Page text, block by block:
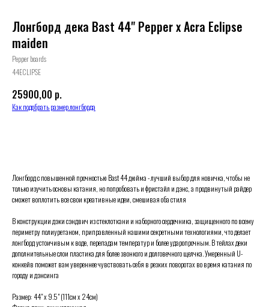
Лонгборд дека Bast 44" Pepper x Acra Eclipse
maiden
Pepper boards
44ECLIPSE
25900,00 р.
Как подобрать размер лонгборда
Лонгборд с повышенной прочностью Bast 44 дюйма - лучший выбор для новичка, чтобы не
только изучить основы катания, но попробовать и фристайл и дэнс, а продвинутый райдер
сможет воплотить все свои креативные идеи, смешивая оба стиля
В конструкции дэки сэндвич из стеклоткани и наборного сердечника, защищенного по всему
периметру полиуретаном, приправленный нашими секретными технологиями, что делает
лонгборд устоичивым к воде, перепадам температур и более ударопрочным. В тейлах деки
дополнительные слои пластика для более звонкого и долговечного щелчка. Умеренный U-
конкейв поможет вам увереннее чувствовать себя в резких поворотах во время катания по
городу и дэнсинга
Размер: 44" х 9.5" (111см х 24см)